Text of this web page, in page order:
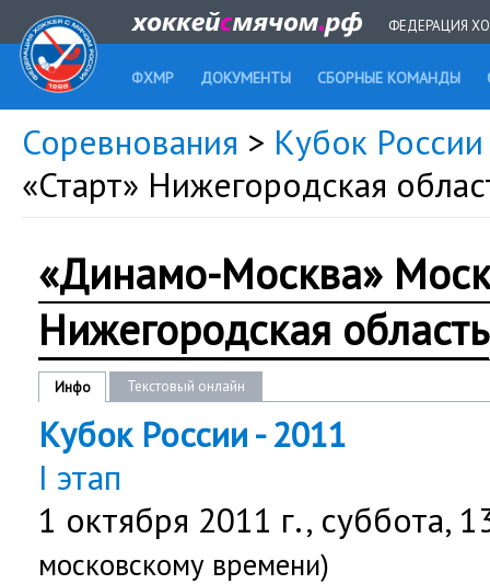
ФЕДЕРАЦИЯ
ФХМР ДОКУМЕНТЫ СБОРНЫЕ КОМАНДЫ
Соревнования > Кубок
«Старт» Нижегородская
«Динамо-Москва»
Нижегородская область
Инфо Текстовый онлайн
Кубок России - 2011
I этап
1 октября 2011 г., суббота,
московскому времени)